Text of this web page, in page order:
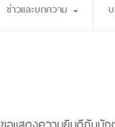
ข่าวและบทความ